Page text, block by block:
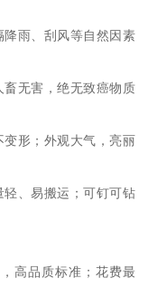
雨、刮风等自然因素
无害，绝无致癌物质
形；外观大气，亮丽
、易搬运；可钉可钻
高品质标准；花费最